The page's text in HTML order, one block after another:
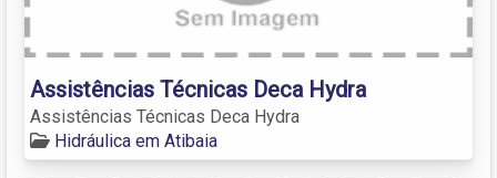
Assistências Técnicas Deca Hydra
Assistências Técnicas Deca Hydra
Hidráulica em Atibaia